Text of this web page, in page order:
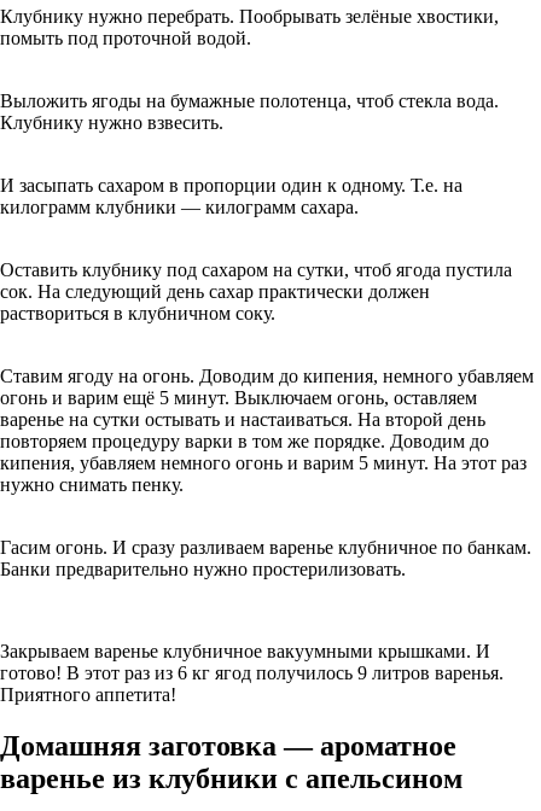
Клубнику нужно перебрать. Пообрывать зелёные хвостики,
помыть под проточной водой.
Выложить ягоды на бумажные полотенца, чтоб стекла вода.
Клубнику нужно взвесить.
И засыпать сахаром в пропорции один к одному. Т.е. на
килограмм клубники — килограмм сахара.
Оставить клубнику под сахаром на сутки, чтоб ягода пустила
сок. На следующий день сахар практически должен
раствориться в клубничном соку.
Ставим ягоду на огонь. Доводим до кипения, немного убавляем
огонь и варим ещё 5 минут. Выключаем огонь, оставляем
варенье на сутки остывать и настаиваться. На второй день
повторяем процедуру варки в том же порядке. Доводим до
кипения, убавляем немного огонь и варим 5 минут. На этот раз
нужно снимать пенку.
Гасим огонь. И сразу разливаем варенье клубничное по банкам.
Банки предварительно нужно простерилизовать.
Закрываем варенье клубничное вакуумными крышками. И
готово! В этот раз из 6 кг ягод получилось 9 литров варенья.
Приятного аппетита!
Домашняя заготовка — ароматное
варенье из клубники с апельсином